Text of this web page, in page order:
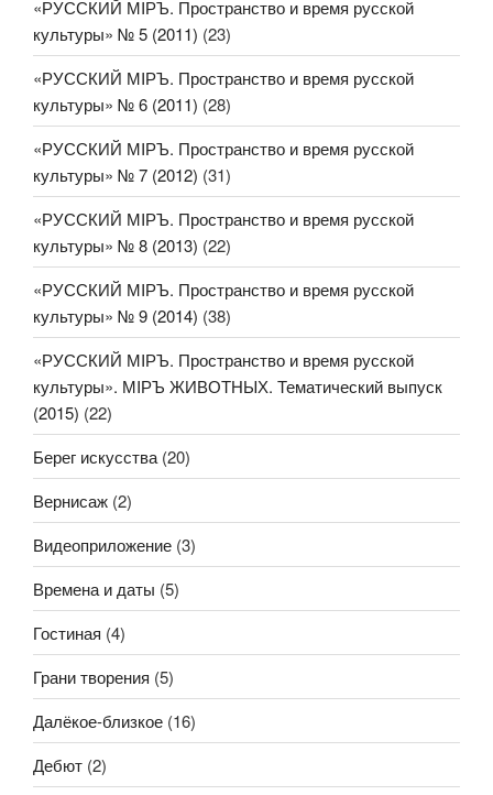
«РУССКИЙ МIРЪ. Пространство и время русской
культуры» № 5 (2011) (23)
«РУССКИЙ МIРЪ. Пространство и время русской
культуры» № 6 (2011) (28)
«РУССКИЙ МIРЪ. Пространство и время русской
культуры» № 7 (2012) (31)
«РУССКИЙ МIРЪ. Пространство и время русской
культуры» № 8 (2013) (22)
«РУССКИЙ МIРЪ. Пространство и время русской
культуры» № 9 (2014) (38)
«РУССКИЙ МIРЪ. Пространство и время русской
культуры». МIРЪ ЖИВОТНЫХ. Тематический выпуск
(2015) (22)
Берег искусства (20)
Вернисаж (2)
Видеоприложение (3)
Времена и даты (5)
Гостиная (4)
Грани творения (5)
Далёкое-близкое (16)
Дебют (2)